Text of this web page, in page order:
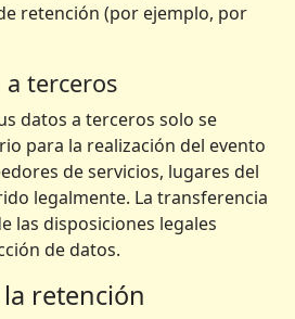
retención (por ejemplo, por
a terceros
datos a terceros solo se
para la realización del evento
de servicios, lugares del
legalmente. La transferencia
las disposiciones legales
de datos.
retención